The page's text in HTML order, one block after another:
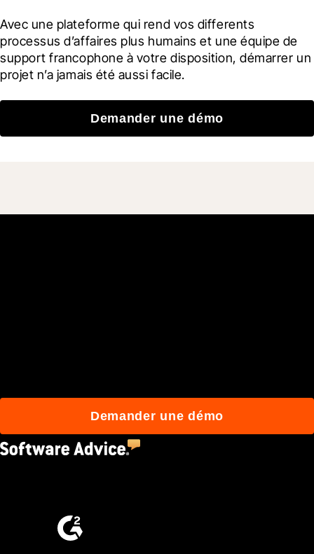
Avec une plateforme qui rend vos differents
processus d’affaires plus humains et une équipe de
support francophone à votre disposition, démarrer un
projet n’a jamais été aussi facile.
Demander une démo
Demander une démo